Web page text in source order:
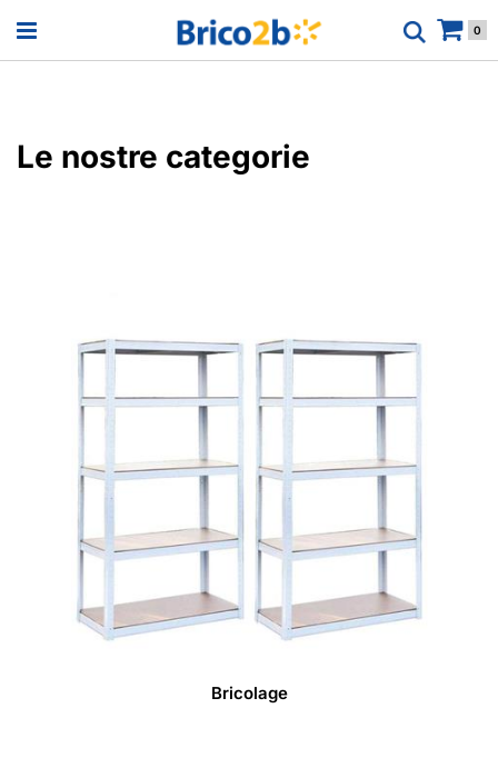
Open menu 0
Le nostre categorie
Bricolage